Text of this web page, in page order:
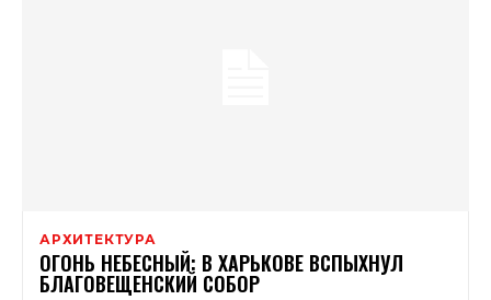
АРХИТЕКТУРА
ОГОНЬ НЕБЕСНЫЙ: В ХАРЬКОВЕ ВСПЫХНУЛ
БЛАГОВЕЩЕНСКИЙ СОБОР